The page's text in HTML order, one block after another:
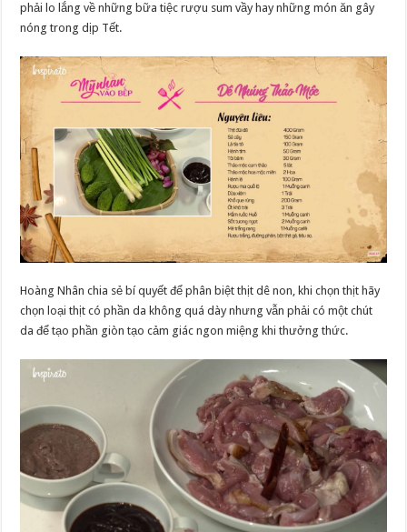
phải lo lắng về những bữa tiệc rượu sum vầy hay những món ăn gây
nóng trong dịp Tết.
Hoàng Nhân chia sẻ bí quyết để phân biệt thịt dê non, khi chọn thịt hãy
chọn loại thịt có phần da không quá dày nhưng vẫn phải có một chút
da để tạo phần giòn tạo cảm giác ngon miệng khi thưởng thức.